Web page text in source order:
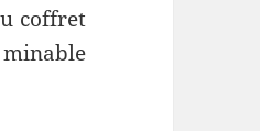
coffret